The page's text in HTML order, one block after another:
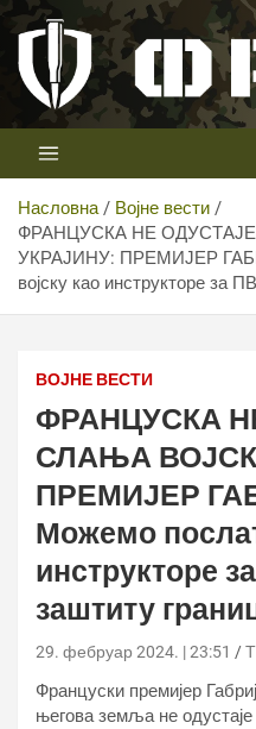
Скип
цонтент
Телевизија
Први војни канал у Србији
Насловна
Војне вести
ФРАНЦУСКА НЕ
УКРАЈИНУ: ПРЕМИЈЕР
војску као инструкторе за
ВОЈНЕ ВЕСТИ
ФРАНЦУСКА
СЛАЊА
ПРЕМИЈЕР
Можемо
инструкторе
заштиту
29. фебруар 2024. | 23:51
Француски премијер
његова земља не